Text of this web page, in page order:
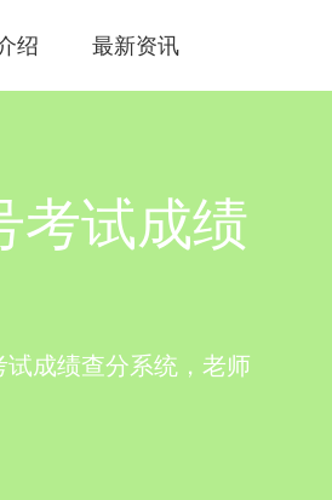
绍 最新资讯
考试成绩
成绩查分系统，老师